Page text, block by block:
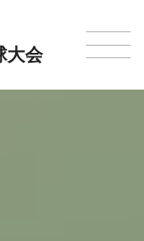
大会